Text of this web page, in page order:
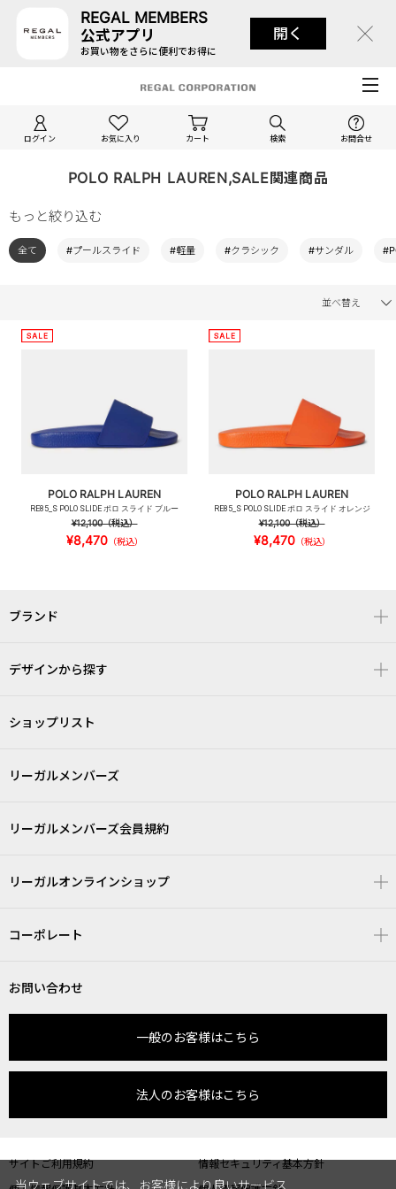
REGAL MEMBERS
公式アプリ
お買い物をさらに便利でお得に
開く
ログイン お気に入り カート 検索 お問合せ
POLO RALPH LAUREN,SALE関連商品
もっと絞り込む
全て #プールスライド #軽量 #クラシック #サンダル
並べ替え
POLO RALPH LAUREN
RE85_S POLO SLIDE ポロ スライド ブルー
¥12,100（税込）
¥8,470（税込）
POLO RALPH LAUREN
RE85_S POLO SLIDE ポロ スライド オレンジ
¥12,100（税込）
¥8,470（税込）
ブランド
デザインから探す
ショップリスト
リーガルメンバーズ
リーガルメンバーズ会員規約
リーガルオンラインショップ
コーポレート
お問い合わせ
一般のお客様はこちら
法人のお客様はこちら
サイトご利用規約
情報セキュリティ基本方針
当ウェブサイトでは、お客様により良いサービス